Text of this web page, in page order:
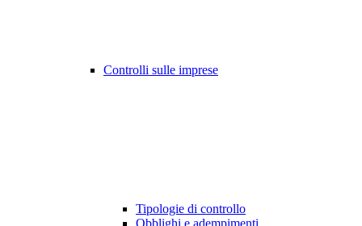
Controlli sulle imprese
Tipologie di controllo